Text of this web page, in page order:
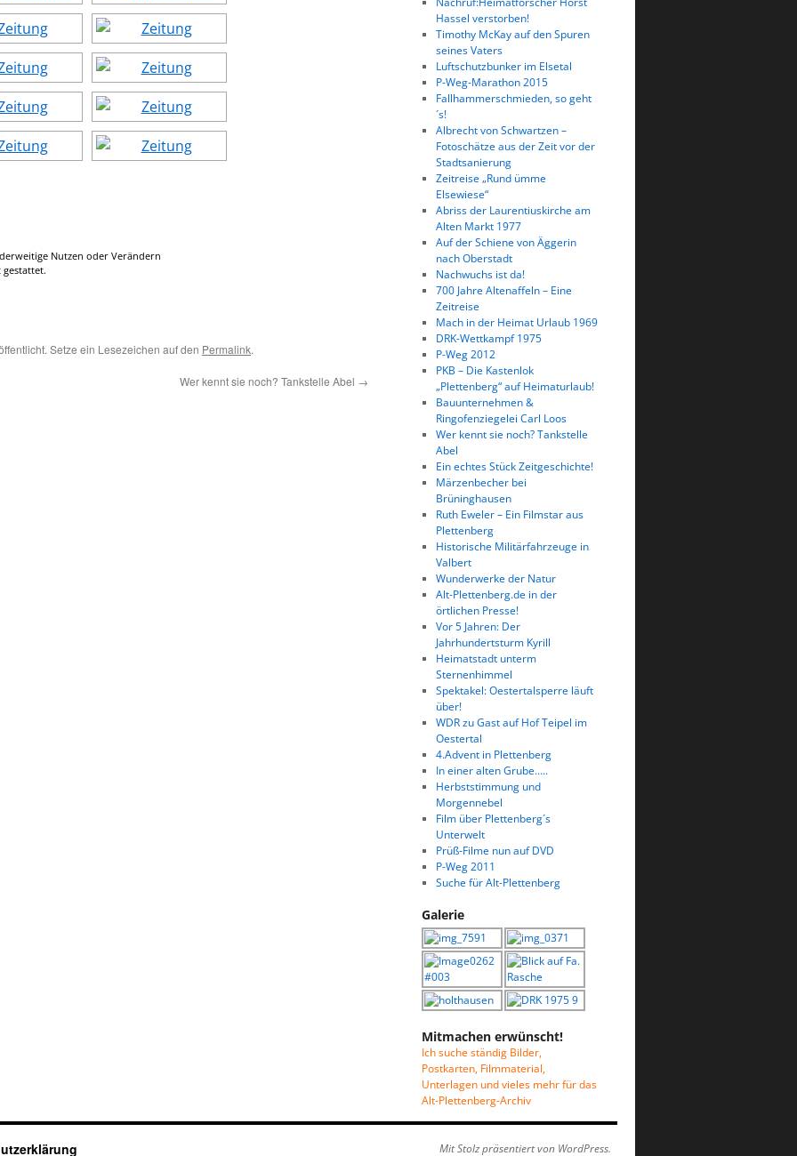
Nutzen oder Verändern
Setze ein Lesezeichen auf den Permalink.
Wer kennt sie noch? Tankstelle Abel →
Hassel verstorben!
Timothy McKay auf den Spuren
seines Vaters
Luftschutzbunker im Elsetal
P-Weg-Marathon 2015
Fallhammerschmieden, so geht
´s!
Albrecht von Schwartzen –
Fotoschätze aus der Zeit vor der
Stadtsanierung
Zeitreise „Rund ümme
Elsewiese“
Abriss der Laurentiuskirche am
Alten Markt 1977
Auf der Schiene von Äggerin
nach Oberstadt
Nachwuchs ist da!
700 Jahre Altenaffeln – Eine
Zeitreise
Mach in der Heimat Urlaub 1969
DRK-Wettkampf 1975
P-Weg 2012
PKB – Die Kastenlok
„Plettenberg“ auf Heimaturlaub!
Bauunternehmen &
Ringofenziegelei Carl Loos
Wer kennt sie noch? Tankstelle
Abel
Ein echtes Stück Zeitgeschichte!
Märzenbecher bei
Brüninghausen
Ruth Eweler – Ein Filmstar aus
Plettenberg
Historische Militärfahrzeuge in
Valbert
Wunderwerke der Natur
Alt-Plettenberg.de in der
örtlichen Presse!
Vor 5 Jahren: Der
Jahrhundertsturm Kyrill
Heimatstadt unterm
Sternenhimmel
Spektakel: Oestertalsperre läuft
über!
WDR zu Gast auf Hof Teipel im
Oestertal
4.Advent in Plettenberg
In einer alten Grube…..
Herbststimmung und
Morgennebel
Film über Plettenberg´s
Unterwelt
Prüß-Filme nun auf DVD
P-Weg 2011
Suche für Alt-Plettenberg
Galerie
Mitmachen erwünscht!
Ich suche ständig Bilder,
Postkarten, Filmmaterial,
Unterlagen und vieles mehr für das
Alt-Plettenberg-Archiv
Mit Stolz präsentiert von WordPress.